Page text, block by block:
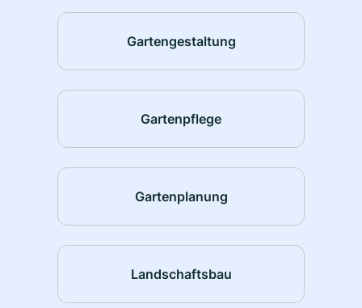
Gartengestaltung
Gartenpflege
Gartenplanung
Landschaftsbau